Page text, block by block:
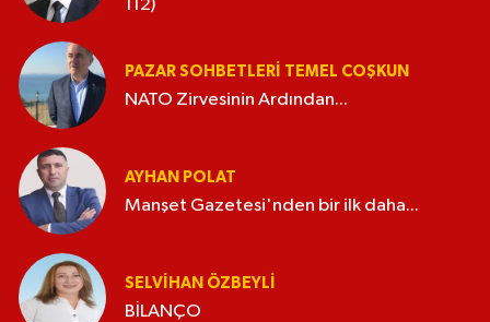
112)
PAZAR SOHBETLERI TEMEL COŞKUN
NATO Zirvesinin Ardından...
AYHAN POLAT
Manşet Gazetesi'nden bir ilk daha...
SELVIHAN ÖZBEYLI
BİLANÇO